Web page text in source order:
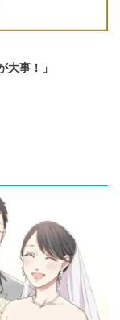
大事！」